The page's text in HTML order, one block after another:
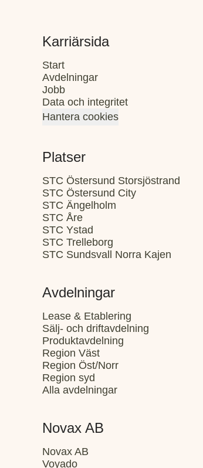
Karriärsida
Start
Avdelningar
Jobb
Data och integritet
Hantera cookies
Platser
STC Östersund Storsjöstrand
STC Östersund City
STC Ängelholm
STC Åre
STC Ystad
STC Trelleborg
STC Sundsvall Norra Kajen
Avdelningar
Lease & Etablering
Sälj- och driftavdelning
Produktavdelning
Region Väst
Region Öst/Norr
Region syd
Alla avdelningar
Novax AB
Novax AB
Voyado